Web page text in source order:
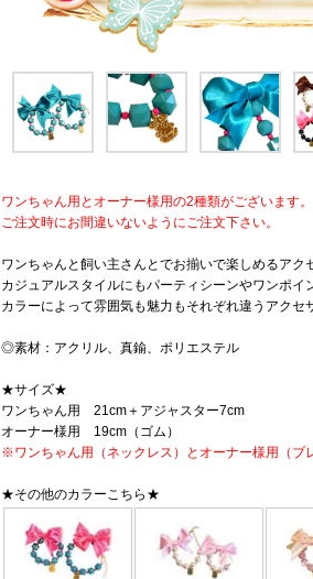
ワンちゃん用とオーナー様用の2種類がございます。
ご注文時にお間違いないようにご注文下さい。
ワンちゃんと飼い主さんとでお揃いで楽しめるアク
カジュアルスタイルにもパーティシーンやワンポイ
カラーによって雰囲気も魅力もそれぞれ違うアクセ
◎素材：アクリル、真鍮、ポリエステル
★サイズ★
ワンちゃん用 21cm＋アジャスター7cm
オーナー様用 19cm（ゴム）
※ワンちゃん用（ネックレス）とオーナー様用（ブ
★その他のカラーこちら★